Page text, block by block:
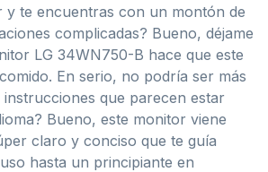
y te encuentras con un montón de
complicadas? Bueno, déjame
LG 34WN750-B hace que este
En serio, no podría ser más
instrucciones que parecen estar
Bueno, este monitor viene
claro y conciso que te guía
hasta un principiante en